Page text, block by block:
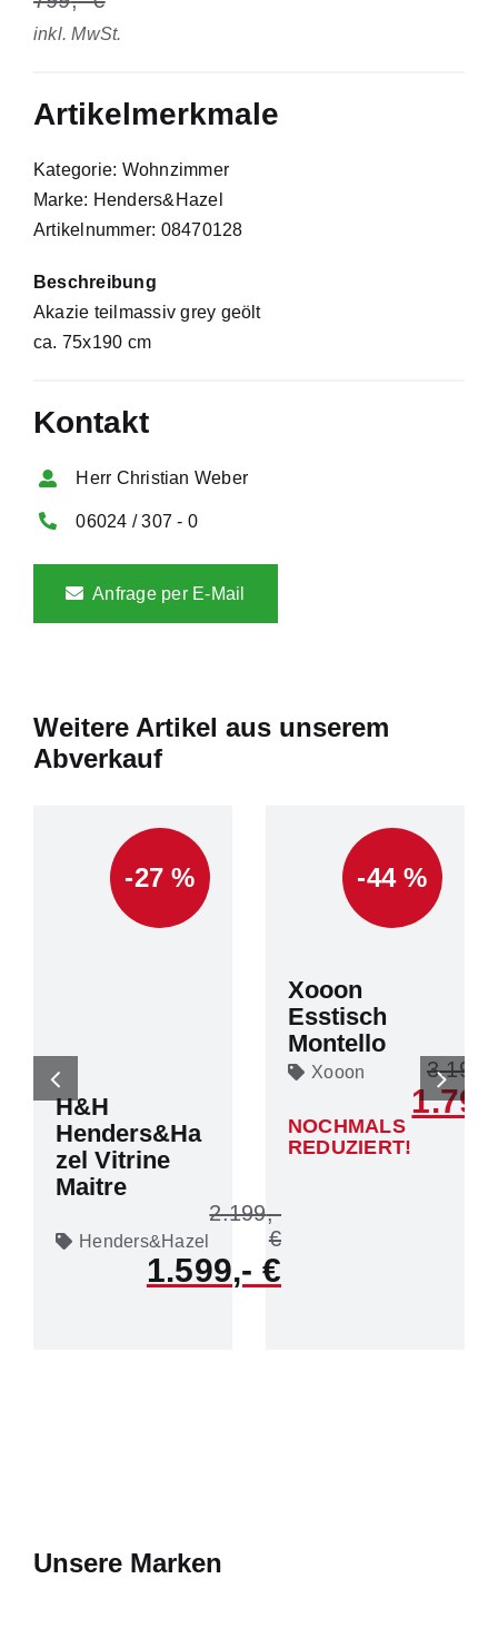
inkl. MwSt.
Artikelmerkmale
Kategorie: Wohnzimmer
Marke: Henders&Hazel
Artikelnummer: 08470128
Beschreibung
Akazie teilmassiv grey geölt
ca. 75x190 cm
Kontakt
Herr Christian Weber
06024 / 307 - 0
Anfrage per E-Mail
Weitere Artikel aus unserem
Abverkauf
H&H
Henders&Ha
zel Vitrine
Maitre
-27 %
Henders&Hazel
2.199
1.599
Xooon
Esstisch
Montello
-44 %
Xooon 3.199
NOCHMALS
REDUZIERT!
1.799
Unsere Marken